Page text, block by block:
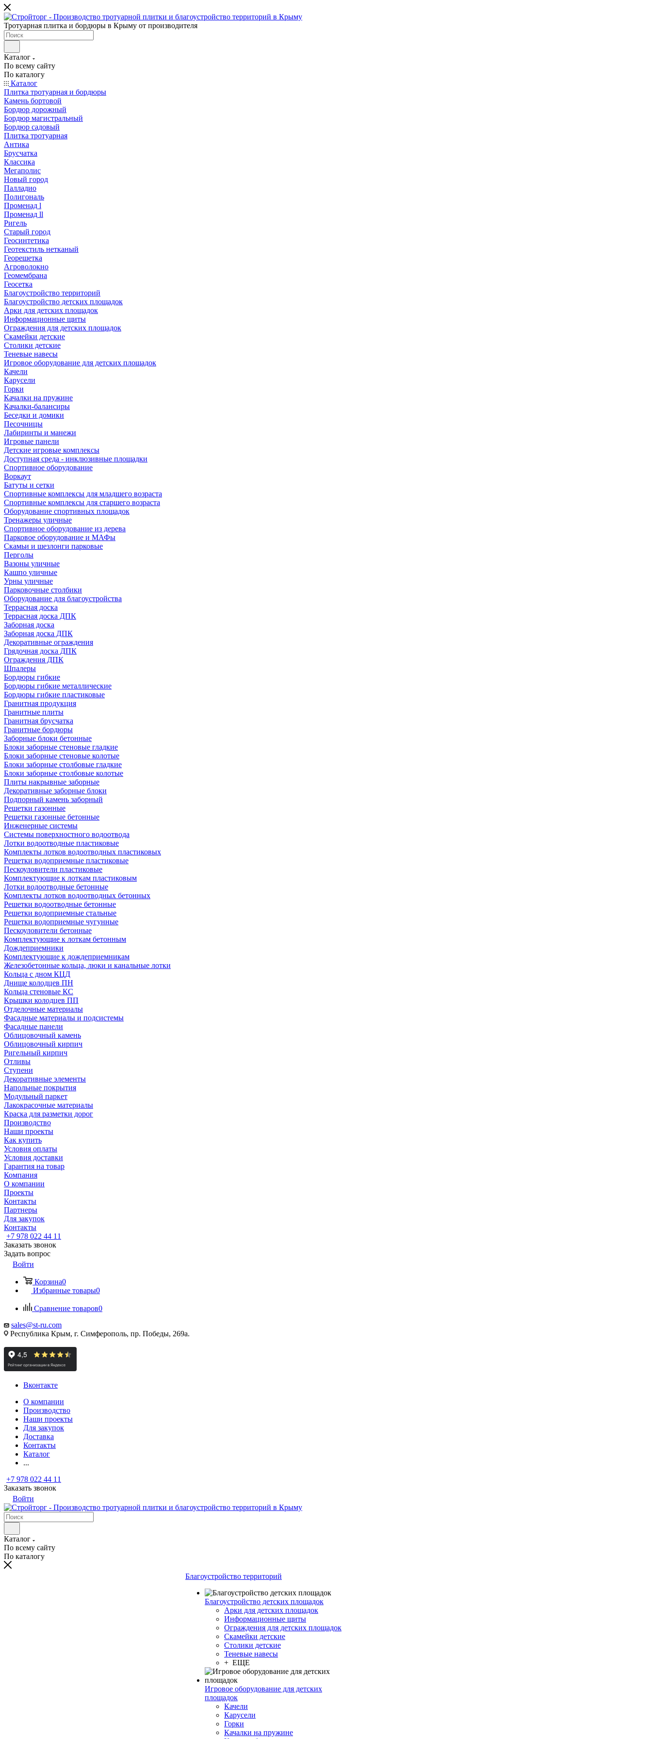
Тротуарная плитка и бордюры в Крыму от производителя
Каталог
По всему сайту
По каталогу
Каталог
Плитка тротуарная и бордюры
Камень бортовой
Бордюр дорожный
Бордюр магистральный
Бордюр садовый
Плитка тротуарная
Антика
Брусчатка
Классика
Мегаполис
Новый город
Палладио
Полигональ
Променад l
Променад ll
Ригель
Старый город
Геосинтетика
Геотекстиль нетканый
Георешетка
Агроволокно
Геомембрана
Геосетка
Благоустройство территорий
Благоустройство детских площадок
Арки для детских площадок
Информационные щиты
Ограждения для детских площадок
Скамейки детские
Столики детские
Теневые навесы
Игровое оборудование для детских площадок
Качели
Карусели
Горки
Качалки на пружине
Качалки-балансиры
Беседки и домики
Песочницы
Лабиринты и манежи
Игровые панели
Детские игровые комплексы
Доступная среда - инклюзивные площадки
Спортивное оборудование
Воркаут
Батуты и сетки
Спортивные комплексы для младшего возраста
Спортивные комплексы для старшего возраста
Оборудование спортивных площадок
Тренажеры уличные
Спортивное оборудование из дерева
Парковое оборудование и МАФы
Скамьи и шезлонги парковые
Перголы
Вазоны уличные
Кашпо уличные
Урны уличные
Парковочные столбики
Оборудование для благоустройства
Террасная доска
Террасная доска ДПК
Заборная доска
Заборная доска ДПК
Декоративные ограждения
Грядочная доска ДПК
Ограждения ДПК
Шпалеры
Бордюры гибкие
Бордюры гибкие металлические
Бордюры гибкие пластиковые
Гранитная продукция
Гранитные плиты
Гранитная брусчатка
Гранитные бордюры
Заборные блоки бетонные
Блоки заборные стеновые гладкие
Блоки заборные стеновые колотые
Блоки заборные столбовые гладкие
Блоки заборные столбовые колотые
Плиты накрывные заборные
Декоративные заборные блоки
Подпорный камень заборный
Решетки газонные
Решетки газонные бетонные
Инженерные системы
Системы поверхностного водоотвода
Лотки водоотводные пластиковые
Комплекты лотков водоотводных пластиковых
Решетки водоприемные пластиковые
Пескоуловители пластиковые
Комплектующие к лоткам пластиковым
Лотки водоотводные бетонные
Комплекты лотков водоотводных бетонных
Решетки водоотводные бетонные
Решетки водоприемные стальные
Решетки водоприемные чугунные
Пескоуловители бетонные
Комплектующие к лоткам бетонным
Дождеприемники
Комплектующие к дождеприемникам
Железобетонные кольца, люки и канальные лотки
Кольца с дном КЦД
Днище колодцев ПН
Кольца стеновые КС
Крышки колодцев ПП
Отделочные материалы
Фасадные материалы и подсистемы
Фасадные панели
Облицовочный камень
Облицовочный кирпич
Ригельный кирпич
Отливы
Ступени
Декоративные элементы
Напольные покрытия
Модульный паркет
Лакокрасочные материалы
Краска для разметки дорог
Производство
Наши проекты
Как купить
Условия оплаты
Условия доставки
Гарантия на товар
Компания
О компании
Проекты
Контакты
Партнеры
Для закупок
Контакты
+7 978 022 44 11
Заказать звонок
Задать вопрос
Войти
Корзина0
Избранные товары0
Сравнение товаров0
sales@st-ru.com
Республика Крым, г. Симферополь, пр. Победы, 269а.
Вконтакте
О компании
Производство
Наши проекты
Для закупок
Доставка
Контакты
Каталог
...
+7 978 022 44 11
Заказать звонок
Войти
Каталог
По всему сайту
По каталогу
Благоустройство территорий
Благоустройство детских площадок
Арки для детских площадок
Информационные щиты
Ограждения для детских площадок
Скамейки детские
Столики детские
Теневые навесы
+ ЕЩЕ
Игровое оборудование для детских
площадок
Качели
Карусели
Горки
Качалки на пружине